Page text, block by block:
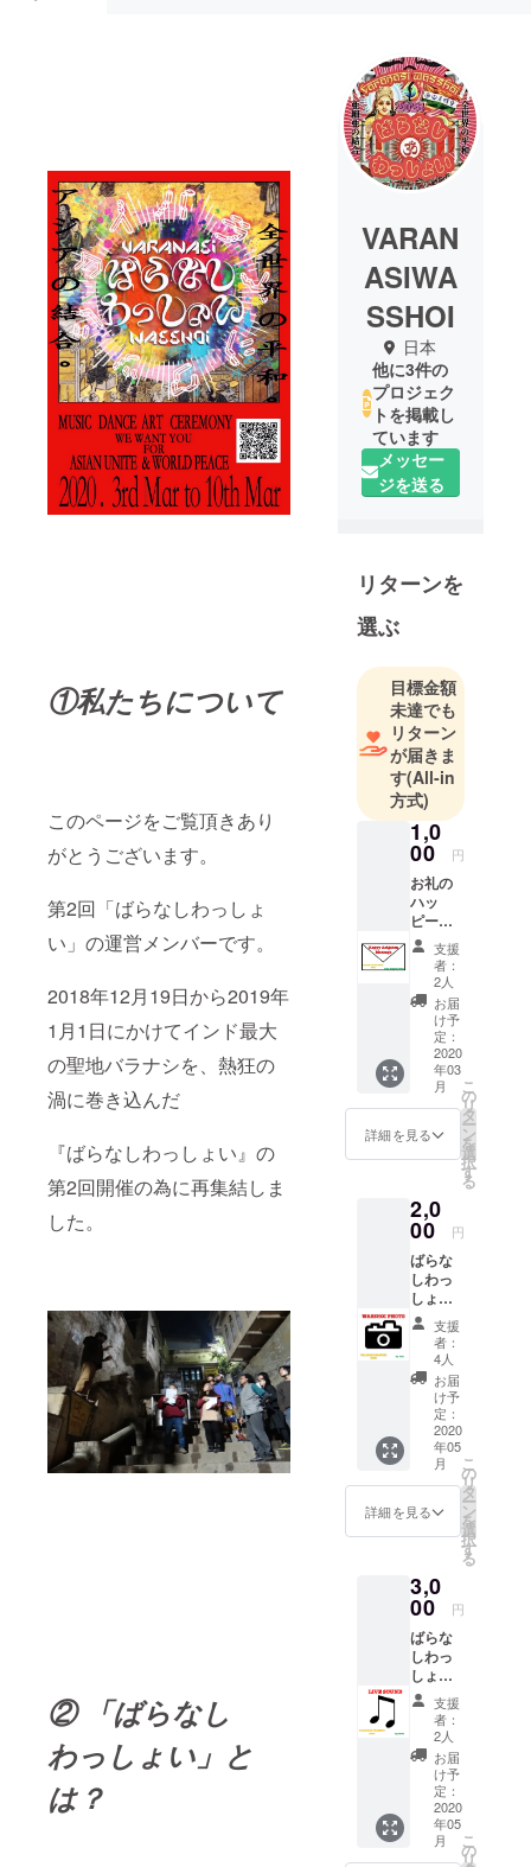
①私たちについて
このページをご覧頂きあり
がとうございます。
第2回「ばらなしわっしょ
い」の運営メンバーです。
2018年12月19日から2019年
1月1日にかけてインド最大
の聖地バラナシを、熱狂の
渦に巻き込んだ
『ばらなしわっしょい』の
第2回開催の為に再集結しま
した。
② 「ばらなし
わっしょい」と
は？
VARAN
ASIWA
SSHOI
日本
他に3件の
プロジェク
トを掲載し
ています
メッセー
ジを送る
リターンを
選ぶ
目標金額
未達でも
リターン
が届きま
す(All-in
方式)
1,0
00 円
お礼の
ハッ
ピーあ
りがと
うメッ
セー
ジ！ ば
らなし
わっ
しょい
2020 出
演のダ
ンサー
ハルキ
くんか
らハッ
りがと
うメッ
セージ
をE-
mailで
お送り
します
のリ
ターン
はデー
タでの
お届け
になり
ます。
支援
者：
2人
お届
け予
定：
2020
年03
月
詳細を見る
こ
の
リ
タ
ー
ン
を
選
択
す
る
2,0
00 円
ばらな
しわっ
しょい
2020
わっ
しょい
写真！
イベン
ト終了
後にこ
のリ
ターン
を購入
して下
さった
方限定
なし
わっ
しょい
2020の
様子を
写真で
お届け
しま
す。 ＊
このリ
ターン
はデー
タでの
お届け
になり
支援
者：
4人
お届
け予
定：
2020
年05
月
詳細を見る
こ
の
リ
タ
ー
ン
を
選
択
す
る
3,0
00 円
ばらな
しわっ
しょい
2020
LIVE音
源！ イ
ベント
終了後
にこの
リター
ンを購
入して
支援
者：
2人
お届
け予
定：
2020
年05
月
こ
の
リ